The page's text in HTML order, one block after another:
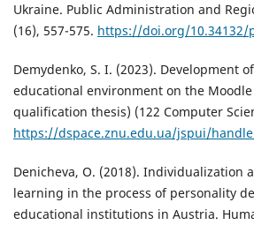
Ukraine. Public Administration and
(16), 557-575. https://doi.org/10.34132/
Demydenko, S. I. (2023). Development
educational environment on the
qualification thesis) (122 Computer
https://dspace.znu.edu.ua/jspui/
Denicheva, O. (2018). Individualization
learning in the process of personality
educational institutions in Austria.